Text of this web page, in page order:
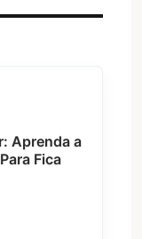
Aprenda a
Fica